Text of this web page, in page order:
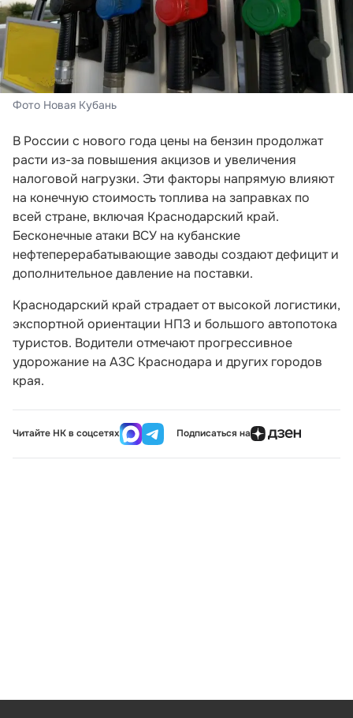
Фото Новая Кубань
В России с нового года цены на бензин продолжат
расти из-за повышения акцизов и увеличения
налоговой нагрузки. Эти факторы напрямую влияют
на конечную стоимость топлива на заправках по
всей стране, включая Краснодарский край.
Бесконечные атаки ВСУ на кубанские
нефтеперерабатывающие заводы создают дефицит и
дополнительное давление на поставки.
Краснодарский край страдает от высокой логистики,
экспортной ориентации НПЗ и большого автопотока
туристов. Водители отмечают прогрессивное
удорожание на АЗС Краснодара и других городов
края.
Читайте НК в соцсетях Подписаться на